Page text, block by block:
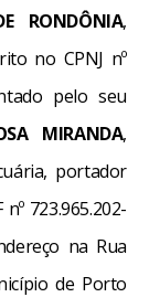
RONDÔNIA,
no CPNJ nº
pelo seu
MIRANDA,
portador
723.965.202-
na Rua
de Porto